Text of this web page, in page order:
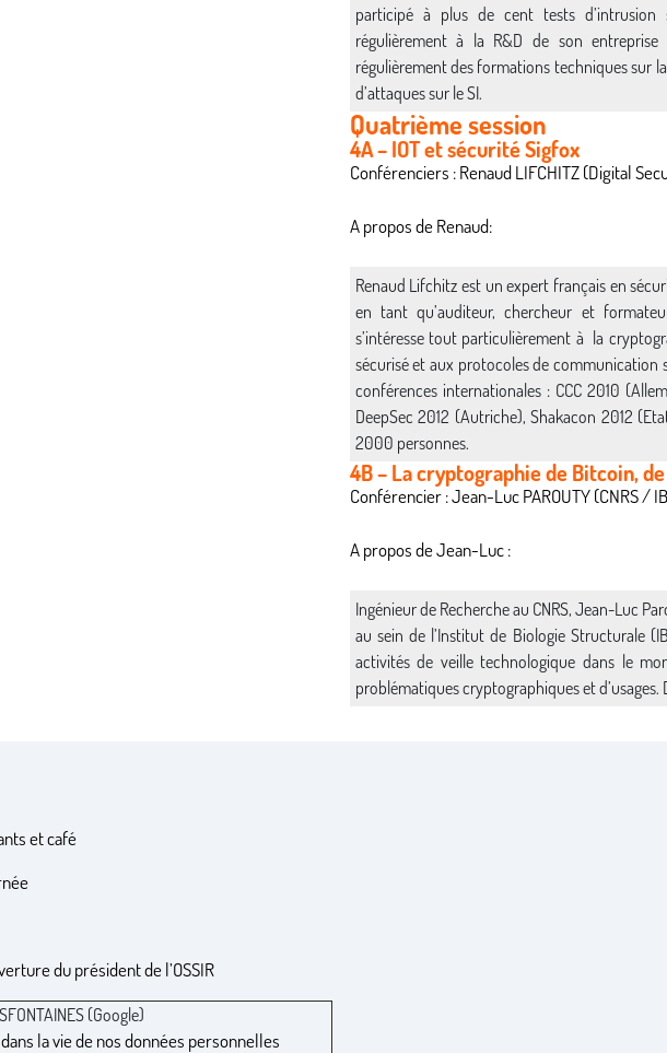
participé à plus de cent tests
régulièrement à la R&D de son
régulièrement des formations techniques sur
d’attaques sur le SI.
Quatrième session
4A – IOT et sécurité Sigfox
Conférenciers : Renaud LIFCHITZ (Digital
A propos de Renaud:
Renaud Lifchitz est un expert français en
en tant qu’auditeur, chercheur et
s’intéresse tout particulièrement à la
sécurisé et aux protocoles de
conférences internationales : CCC 2010
DeepSec 2012 (Autriche), Shakacon 2012
2000 personnes.
4B – La cryptographie de Bitcoin,
Conférencier : Jean-Luc PAROUTY (CNRS /
A propos de Jean-Luc :
Ingénieur de Recherche au CNRS, Jean-Luc
au sein de l’Institut de Biologie Structurale
activités de veille technologique dans le
problématiques cryptographiques et
et café
du président de l’OSSIR
(Google)
la vie de nos données personnelles